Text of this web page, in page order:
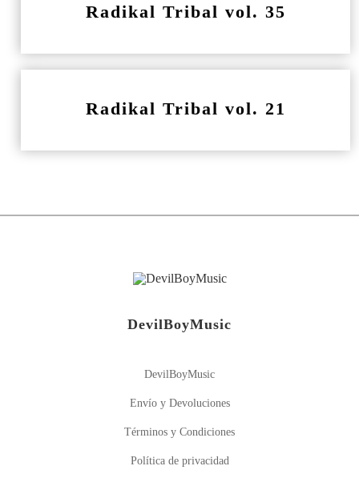
Radikal Tribal vol. 35
Radikal Tribal vol. 21
DevilBoyMusic
DevilBoyMusic
Envío y Devoluciones
Términos y Condiciones
Política de privacidad